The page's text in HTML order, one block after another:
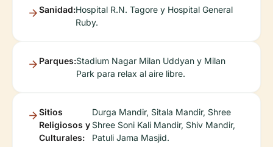
Sanidad:Hospital R.N. Tagore y Hospital General
Ruby.
Parques:Stadium Nagar Milan Uddyan y Milan
Park para relax al aire libre.
Sitios
Religiosos y
Culturales:
Durga Mandir, Sitala Mandir, Shree
Shree Soni Kali Mandir, Shiv Mandir,
Patuli Jama Masjid.